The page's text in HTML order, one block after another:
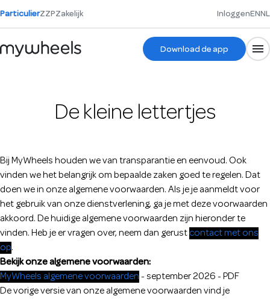
ParticulierZZPZakelijk InloggenENNL
Download de app
De kleine lettertjes
Bij MyWheels houden we van transparantie en eenvoud. Ook
vinden we het belangrijk om bepaalde zaken goed te regelen. Dat
doen we in onze algemene voorwaarden. Als je je aanmeldt voor
het gebruik van onze dienstverlening, ga je met deze voorwaarden
akkoord. De huidige algemene voorwaarden zijn hieronder te
vinden. Heb je er vragen over, neem dan gerust contact met ons
op.
Bekijk onze algemene voorwaarden:
MyWheels algemene voorwaarden - september 2026 - PDF
De vorige versie van onze algemene voorwaarden vind je